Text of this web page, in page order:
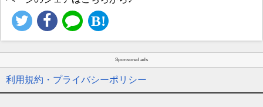
Sponsored ads
利用規約・プライバシーポリシー